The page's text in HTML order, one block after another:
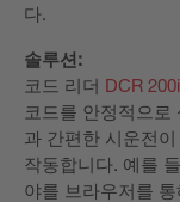
다.
솔루션:
코드 리더 DCR 200i
코드를 안정적으로
과 간편한 시운전
작동합니다. 예를
야를 브라우저를